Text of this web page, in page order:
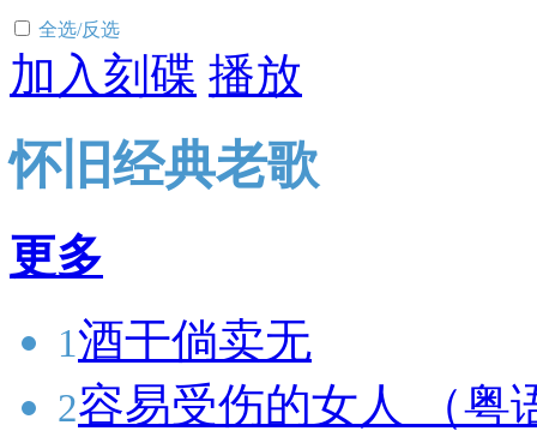
全选/反选
加入刻碟 播放
怀旧经典老歌
更多
1酒干倘卖无
2容易受伤的女人 （粤